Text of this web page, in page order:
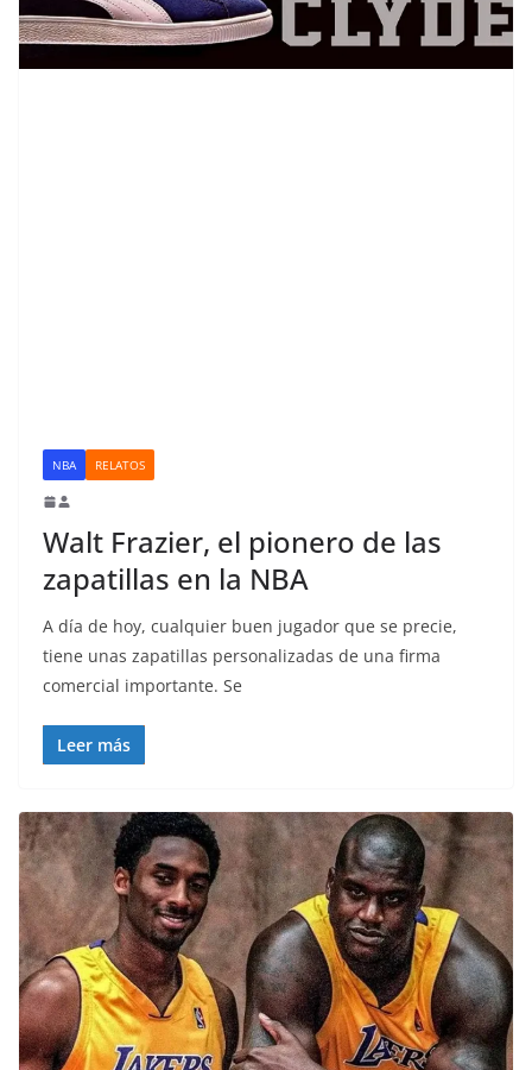
NBA RELATOS
Walt Frazier, el pionero de las
zapatillas en la NBA
A día de hoy, cualquier buen jugador que se precie,
tiene unas zapatillas personalizadas de una firma
comercial importante. Se
Leer más